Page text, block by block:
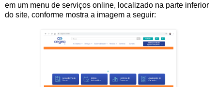
em um menu de serviços online, localizado na parte inferior
do site, conforme mostra a imagem a seguir: